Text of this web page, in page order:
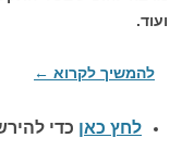
ועוד.
להמשיך לקרוא ←
לחץ כאן כדי